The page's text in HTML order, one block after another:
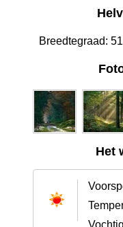
Breedtegraad:
Het